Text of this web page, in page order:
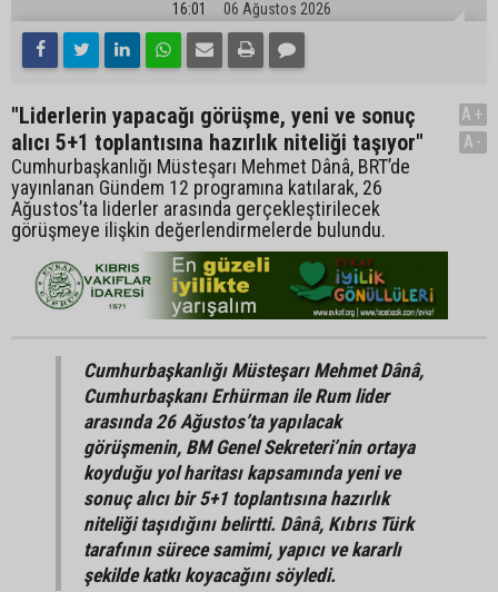
16:01 06 Ağustos 2026
"Liderlerin yapacağı görüşme, yeni ve sonuç
alıcı 5+1 toplantısına hazırlık niteliği taşıyor"
Cumhurbaşkanlığı Müsteşarı Mehmet Dânâ, BRT’de
yayınlanan Gündem 12 programına katılarak, 26
Ağustos’ta liderler arasında gerçekleştirilecek
görüşmeye ilişkin değerlendirmelerde bulundu.
A+
A-
Cumhurbaşkanlığı Müsteşarı Mehmet Dânâ,
Cumhurbaşkanı Erhürman ile Rum lider
arasında 26 Ağustos’ta yapılacak
görüşmenin, BM Genel Sekreteri’nin ortaya
koyduğu yol haritası kapsamında yeni ve
sonuç alıcı bir 5+1 toplantısına hazırlık
niteliği taşıdığını belirtti. Dânâ, Kıbrıs Türk
tarafının sürece samimi, yapıcı ve kararlı
şekilde katkı koyacağını söyledi.